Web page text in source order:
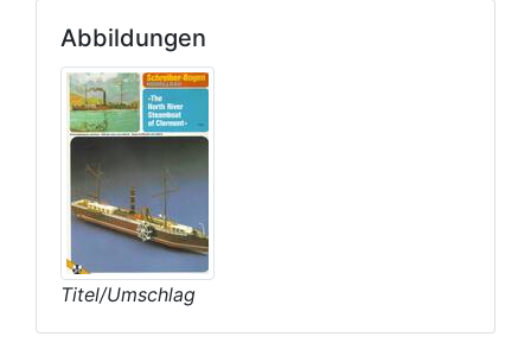
Abbildungen
Titel/Umschlag